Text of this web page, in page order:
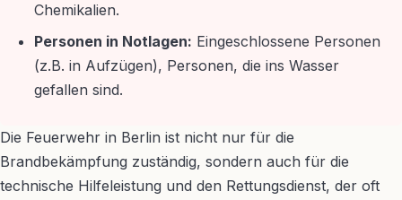
Chemikalien.
Personen in Notlagen: Eingeschlossene Personen
(z.B. in Aufzügen), Personen, die ins Wasser
gefallen sind.
Die Feuerwehr in Berlin ist nicht nur für die
Brandbekämpfung zuständig, sondern auch für die
technische Hilfeleistung und den Rettungsdienst, der oft